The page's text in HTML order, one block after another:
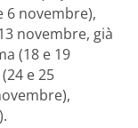
6 novembre),
novembre, già
(18 e 19
e 25